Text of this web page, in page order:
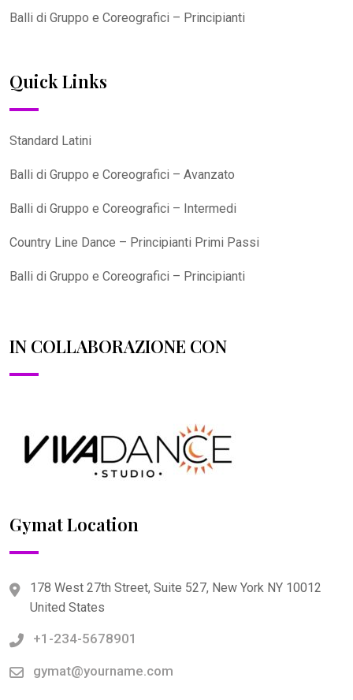
Balli di Gruppo e Coreografici – Principianti
Quick Links
Standard Latini
Balli di Gruppo e Coreografici – Avanzato
Balli di Gruppo e Coreografici – Intermedi
Country Line Dance – Principianti Primi Passi
Balli di Gruppo e Coreografici – Principianti
IN COLLABORAZIONE CON
Gymat Location
178 West 27th Street, Suite 527, New York NY 10012
United States
+1-234-5678901
gymat@yourname.com